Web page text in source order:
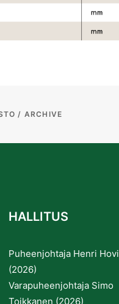
/ ARCHIVE
HALLITUS
Puheenjohtaja Henri Hovi
(2026)
Varapuheenjohtaja Simo
Toikkanen (2026)